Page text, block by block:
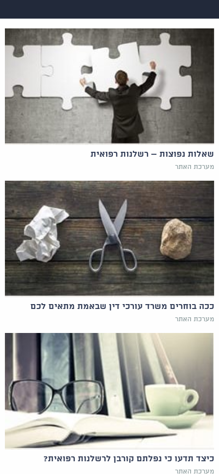
שאלות נפוצות – רשלנות רפואית
מערכת האתר
ככה בוחרים משרד עורכי דין שבאמת מתאים לכם
מערכת האתר
כיצד תדעו כי נפלתם קורבן לרשלנות רפואית?
מערכת האתר